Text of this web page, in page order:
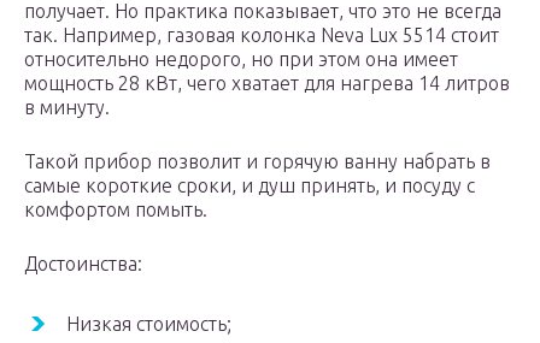
получает. Но практика показывает, что это не всегда
так. Например, газовая колонка Neva Lux 5514 стоит
относительно недорого, но при этом она имеет
мощность 28 кВт, чего хватает для нагрева 14 литров
в минуту.
Такой прибор позволит и горячую ванну набрать в
самые короткие сроки, и душ принять, и посуду с
комфортом помыть.
Достоинства:
Низкая стоимость;